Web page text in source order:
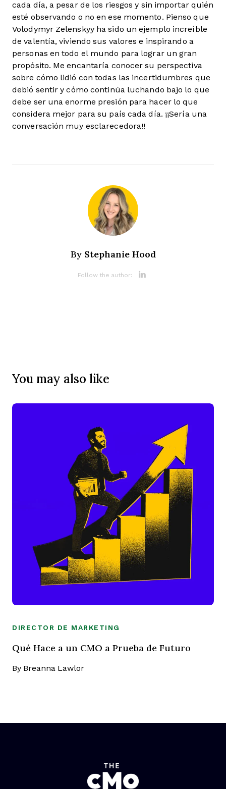
cada día, a pesar de los riesgos y sin importar quién
esté observando o no en ese momento. Pienso que
Volodymyr Zelenskyy ha sido un ejemplo increíble
de valentía, viviendo sus valores e inspirando a
personas en todo el mundo para lograr un gran
propósito. Me encantaría conocer su perspectiva
sobre cómo lidió con todas las incertidumbres que
debió sentir y cómo continúa luchando bajo lo que
debe ser una enorme presión para hacer lo que
considera mejor para su país cada día. ¡¡Sería una
conversación muy esclarecedora!!
By Stephanie Hood
Follow the author:
You may also like
DIRECTOR DE MARKETING
Qué Hace a un CMO a Prueba de Futuro
By Breanna Lawlor